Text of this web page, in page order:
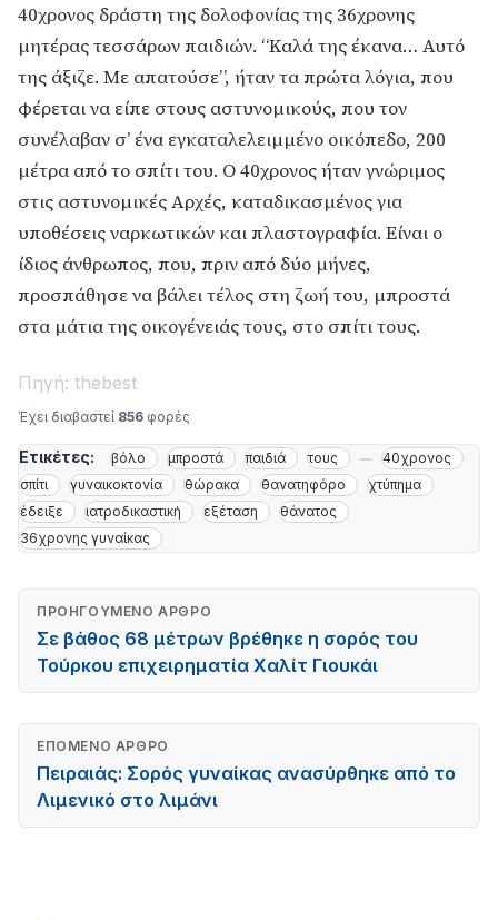
40χρονος δράστη της δολοφονίας της 36χρονης
μητέρας τεσσάρων παιδιών. “Καλά της έκανα… Αυτό
της άξιζε. Με απατούσε”, ήταν τα πρώτα λόγια, που
φέρεται να είπε στους αστυνομικούς, που τον
συνέλαβαν σ’ ένα εγκαταλελειμμένο οικόπεδο, 200
μέτρα από το σπίτι του. Ο 40χρονος ήταν γνώριμος
στις αστυνομικές Αρχές, καταδικασμένος για
υποθέσεις ναρκωτικών και πλαστογραφία. Είναι ο
ίδιος άνθρωπος, που, πριν από δύο μήνες,
προσπάθησε να βάλει τέλος στη ζωή του, μπροστά
στα μάτια της οικογένειάς τους, στο σπίτι τους.
Πηγή: thebest
Έχει διαβαστεί 856 φορές
Ετικέτες: βόλο μπροστά παιδιά τους
40χρονος
σπίτι
γυναικοκτονία θώρακα θανατηφόρο
χτύπημα
έδειξε
ιατροδικαστική εξέταση
θάνατος
36χρονης γυναίκας
ΠΡΟΗΓΟΎΜΕΝΟ ΆΡΘΡΟ
Σε βάθος 68 μέτρων βρέθηκε η σορός του
Τούρκου επιχειρηματία Χαλίτ Γιουκάι
ΕΠΌΜΕΝΟ ΆΡΘΡΟ
Πειραιάς: Σορός γυναίκας ανασύρθηκε από το
Λιμενικό στο λιμάνι